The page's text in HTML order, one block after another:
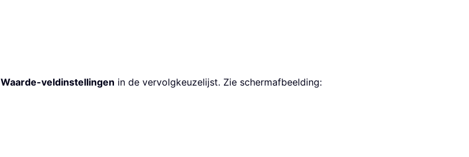
Waarde-veldinstellingen in de vervolgkeuzelijst. Zie schermafbeelding: